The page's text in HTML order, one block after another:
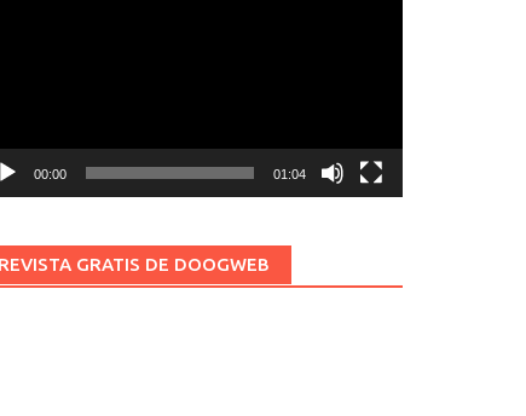
00:00 01:04
REVISTA GRATIS DE DOOGWEB